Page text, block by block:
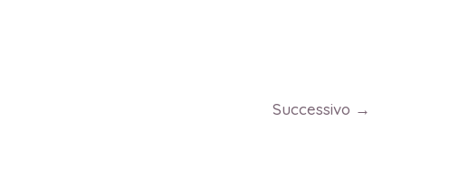
Successivo →